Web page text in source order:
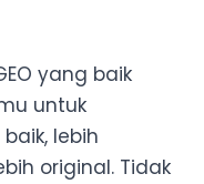
yang baik
untuk
lebih
original. Tidak